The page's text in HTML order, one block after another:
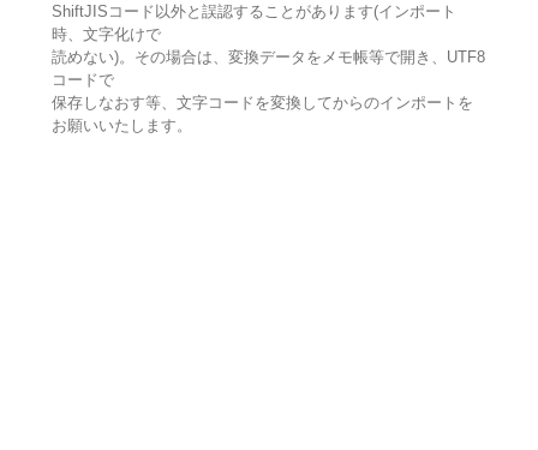
ShiftJISコード以外と誤認することがあります(インポート
時、文字化けで
読めない)。その場合は、変換データをメモ帳等で開き、UTF8
コードで
保存しなおす等、文字コードを変換してからのインポートを
お願いいたします。